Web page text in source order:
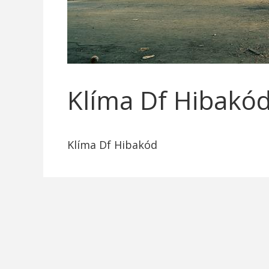
Klíma Df
Klíma Df Hibakód